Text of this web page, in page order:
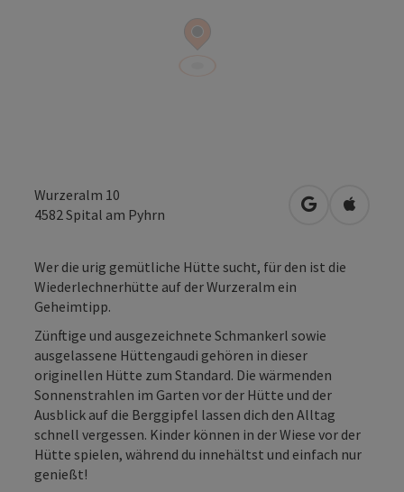
Wurzeralm 10
4582 Spital am Pyhrn in Google
in
Wer die urig gemütliche Hütte sucht, für den ist die
Wiederlechnerhütte auf der Wurzeralm ein
Geheimtipp.
Zünftige und ausgezeichnete Schmankerl sowie
ausgelassene Hüttengaudi gehören in dieser
originellen Hütte zum Standard. Die wärmenden
Sonnenstrahlen im Garten vor der Hütte und der
Ausblick auf die Berggipfel lassen dich den Alltag
schnell vergessen. Kinder können in der Wiese vor der
Hütte spielen, während du innehältst und einfach nur
genießt!